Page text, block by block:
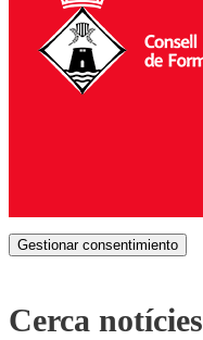
Gestionar consentimiento
Cerca notícies